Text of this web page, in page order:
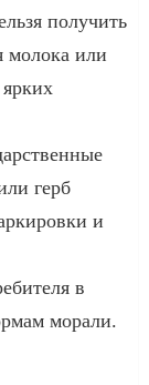
получить
молока или
герб
и
в
морали.